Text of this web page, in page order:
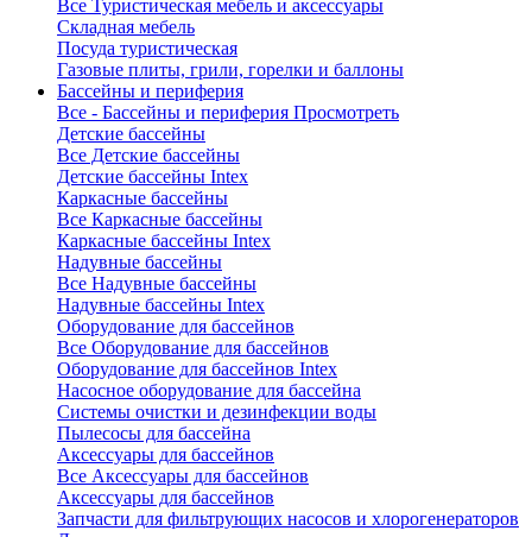
Все Туристическая мебель и аксессуары
Складная мебель
Посуда туристическая
Газовые плиты, грили, горелки и баллоны
Бассейны и периферия
Все - Бассейны и периферия Просмотреть
Детские бассейны
Все Детские бассейны
Детские бассейны Intex
Каркасные бассейны
Все Каркасные бассейны
Каркасные бассейны Intex
Надувные бассейны
Все Надувные бассейны
Надувные бассейны Intex
Оборудование для бассейнов
Все Оборудование для бассейнов
Оборудование для бассейнов Intex
Насосное оборудование для бассейна
Системы очистки и дезинфекции воды
Пылесосы для бассейна
Аксессуары для бассейнов
Все Аксессуары для бассейнов
Аксессуары для бассейнов
Запчасти для фильтрующих насосов и хлорогенераторов